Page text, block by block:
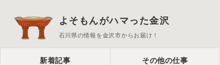
よそもんがハマった金沢
石川県の情報を金沢市からお届け！
新着記事 その他の仕事